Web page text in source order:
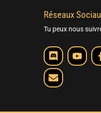
Réseaux
Tu peux nous